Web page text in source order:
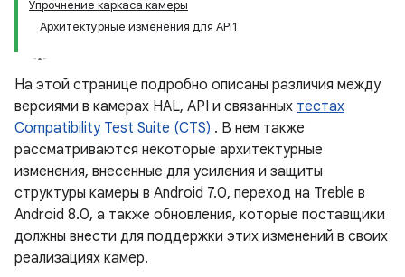
Упрочнение каркаса камеры
Архитектурные изменения для API1
На этой странице подробно описаны различия между
версиями в камерах HAL, API и связанных тестах
Compatibility Test Suite (CTS) . В нем также
рассматриваются некоторые архитектурные
изменения, внесенные для усиления и защиты
структуры камеры в Android 7.0, переход на Treble в
Android 8.0, а также обновления, которые поставщики
должны внести для поддержки этих изменений в своих
реализациях камер.